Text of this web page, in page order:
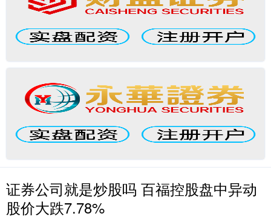
证券公司就是炒股吗 百福控股盘中异动
股价大跌7.78%